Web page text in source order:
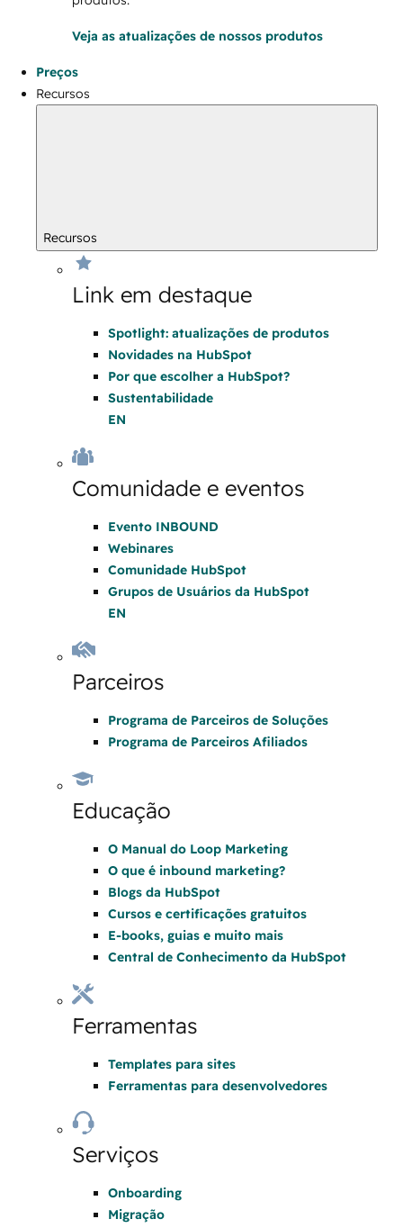
Veja as atualizações de nossos produtos
Preços
Recursos
Recursos
Link em destaque
Spotlight: atualizações de produtos
Novidades na HubSpot
Por que escolher a HubSpot?
Sustentabilidade
EN
Comunidade e eventos
Evento INBOUND
Webinares
Comunidade HubSpot
Grupos de Usuários da HubSpot
EN
Parceiros
Programa de Parceiros de Soluções
Programa de Parceiros Afiliados
Educação
O Manual do Loop Marketing
O que é inbound marketing?
Blogs da HubSpot
Cursos e certificações gratuitos
E-books, guias e muito mais
Central de Conhecimento da HubSpot
Ferramentas
Templates para sites
Ferramentas para desenvolvedores
Serviços
Onboarding
Migração